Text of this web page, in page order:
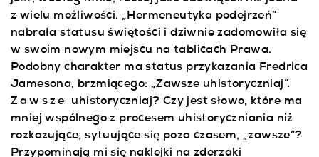
z wielu możliwości. „Hermeneutyka podejrzeń”
nabrała statusu świętości i dziwnie zadomowiła się
w swoim nowym miejscu na tablicach Prawa.
Podobny charakter ma status przykazania Fredrica
Jamesona, brzmiącego: „Zawsze uhistoryczniaj”.
Zawsze uhistoryczniaj? Czy jest słowo, które ma
mniej wspólnego z procesem uhistoryczniania niż
rozkazujące, sytuujące się poza czasem, „zawsze”?
Przypominają mi się naklejki na zderzaki